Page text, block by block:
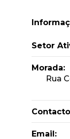
Setor
Morada:
Rua
Email: